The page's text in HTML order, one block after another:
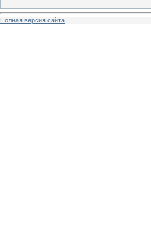
Полная версия сайта